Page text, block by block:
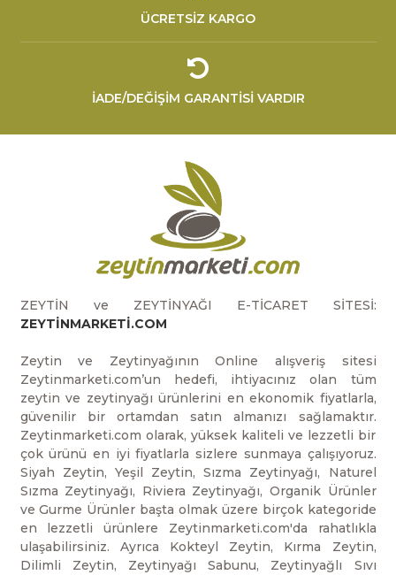
ÜCRETSİZ KARGO
İADE/DEĞİŞİM GARANTİSİ VARDIR
ZEYTİN ve ZEYTİNYAĞI E-TİCARET SİTESİ:
ZEYTİNMARKETİ.COM
Zeytin ve Zeytinyağının Online alışveriş sitesi
Zeytinmarketi.com’un hedefi, ihtiyacınız olan tüm
zeytin ve zeytinyağı ürünlerini en ekonomik fiyatlarla,
güvenilir bir ortamdan satın almanızı sağlamaktır.
Zeytinmarketi.com olarak, yüksek kaliteli ve lezzetli bir
çok ürünü en iyi fiyatlarla sizlere sunmaya çalışıyoruz.
Siyah Zeytin, Yeşil Zeytin, Sızma Zeytinyağı, Naturel
Sızma Zeytinyağı, Riviera Zeytinyağı, Organik Ürünler
ve Gurme Ürünler başta olmak üzere birçok kategoride
en lezzetli ürünlere Zeytinmarketi.com'da rahatlıkla
ulaşabilirsiniz. Ayrıca Kokteyl Zeytin, Kırma Zeytin,
Dilimli Zeytin, Zeytinyağı Sabunu, Zeytinyağlı Sıvı